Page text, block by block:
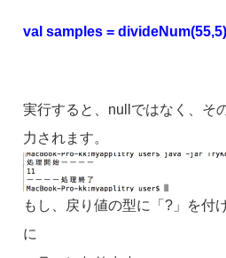
val samples = divideNum(55,5)
実行すると、nullではなく、そ
力されます。
もし、戻り値の型に「?」を付
に